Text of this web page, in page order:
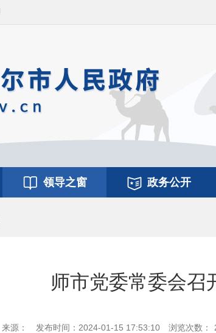
领导之窗 政务公开
师市党委常委会召
来源： 发布时间：2024-01-15 17:53:10 浏览次数：